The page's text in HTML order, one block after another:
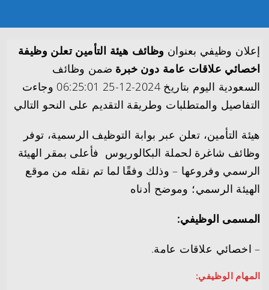
إعلان وظيفي بعنوان وظائف هيئة التأمين تعلن وظيفة
اخصائي علاقات عامة دون خبرة ضمن وظائف
السعودية اليوم بتاريخ 2024-12-25 06:25:01 وجاءت
التفاصيل والمتطلبات وطريقة التقديم على النحو التالي
هيئة التأمين، تعلن عبر بوابة التوظيف الرسمية، توفر
وظائف شاغرة لحملة البكالوريوس فأعلى بمقر الهيئة
الرسمي وفروعها – وذلك وفقًا لما تم نقله من موقع
الهيئة الرسمي؛ وموضح أدناه
المسمى الوظيفي:
– اخصائي علاقات عامة.
المهام الوظيفي: